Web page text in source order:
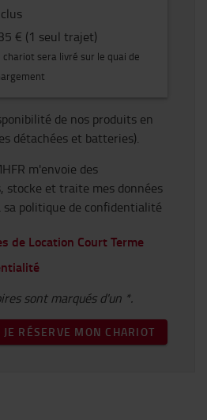
€ (1 seul trajet)
chariot sera livré sur le quai de
de nos produits en
détachées et batteries).
m'envoie des
stocke et traite mes données
politique de confidentialité
de Location Court Terme
sont marqués d'un *.
JE RÉSERVE MON CHARIOT